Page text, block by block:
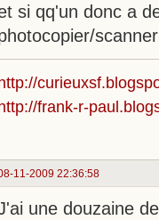
si qq'un donc a
frank-r-
11-2009 22:36:58
une douzaine